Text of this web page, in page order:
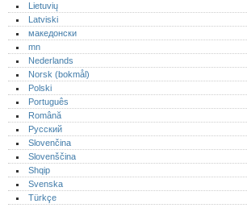
Lietuvių
Latviski
македонски
mn
Nederlands
Norsk (bokmål)‎
Polski
Português‎
Română
Русский
Slovenčina
Slovenščina
Shqip
Svenska
Türkçe